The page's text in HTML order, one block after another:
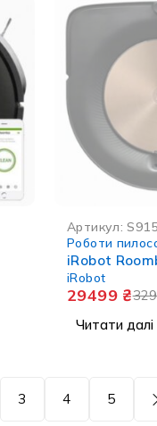
Артикул:
Роботи
iRobot
iRobot
29499 ₴
Читати далі
3 4 5